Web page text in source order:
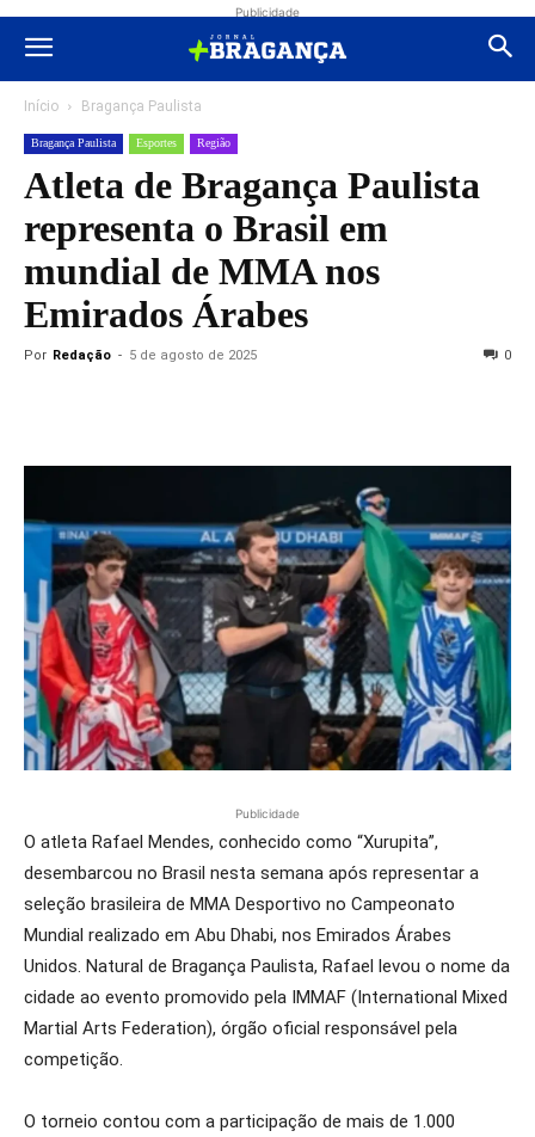
Publicidade
Início Bragança Paulista
Bragança Paulista Esportes Região
Atleta de Bragança Paulista
representa o Brasil em
mundial de MMA nos
Emirados Árabes
Por Redação - 5 de agosto de 2025 0
Publicidade
O atleta Rafael Mendes, conhecido como “Xurupita”,
desembarcou no Brasil nesta semana após representar a
seleção brasileira de MMA Desportivo no Campeonato
Mundial realizado em Abu Dhabi, nos Emirados Árabes
Unidos. Natural de Bragança Paulista, Rafael levou o nome da
cidade ao evento promovido pela IMMAF (International Mixed
Martial Arts Federation), órgão oficial responsável pela
competição.
O torneio contou com a participação de mais de 1.000